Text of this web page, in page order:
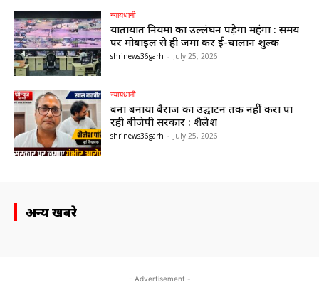
न्यायधानी
यातायात नियमों का उल्लंघन पड़ेगा महंगा : समय
पर मोबाइल से ही जमा करें ई-चालान शुल्क
shrinews36garh - July 25, 2026
न्यायधानी
बना बनाया बैराज का उद्घाटन तक नहीं करा पा
रही बीजेपी सरकार : शैलेश
shrinews36garh - July 25, 2026
अन्य खबरे
- Advertisement -